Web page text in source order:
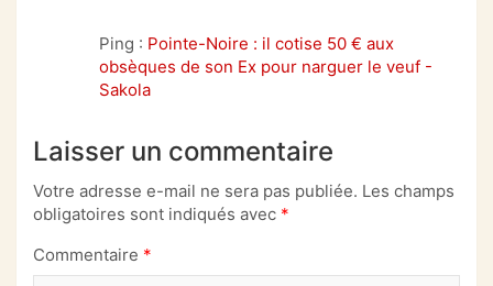
Ping : Pointe-Noire : il cotise 50 € aux
obsèques de son Ex pour narguer le veuf -
Sakola
Laisser un commentaire
Votre adresse e-mail ne sera pas publiée. Les champs
obligatoires sont indiqués avec *
Commentaire *